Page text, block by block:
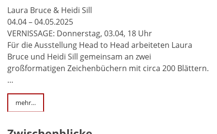
Laura Bruce & Heidi Sill
04.04 – 04.05.2025
VERNISSAGE: Donnerstag, 03.04, 18 Uhr
Für die Ausstellung Head to Head arbeiteten Laura
Bruce und Heidi Sill gemeinsam an zwei
großformatigen Zeichenbüchern mit circa 200 Blättern.
…
mehr…